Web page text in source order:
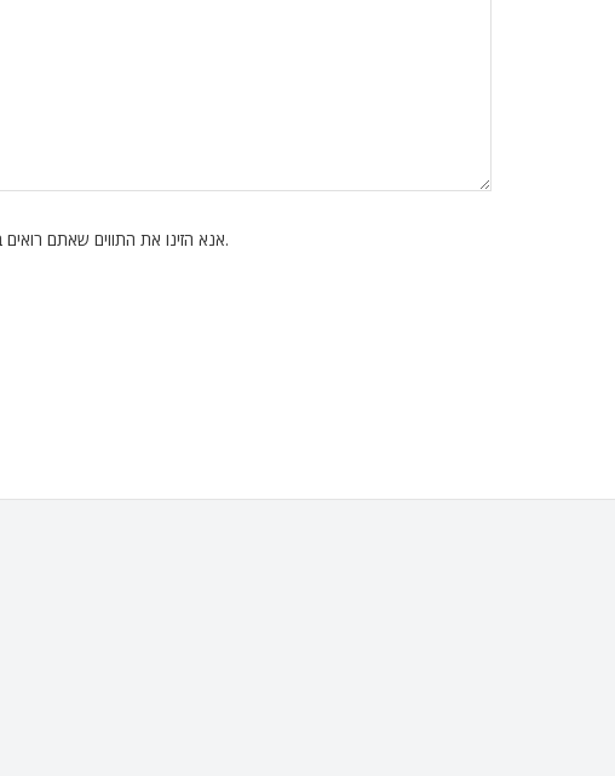
אנא הזינו את התווים שאתם רואים בתמונה מטה לתוך תיבת הטקסט הרלוונטית. צעד זה נדרש כדי למנוע פתיחת פניות שלא לצורך.